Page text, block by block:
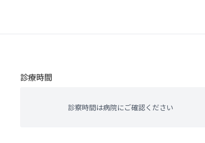
診療時間
診察時間は病院にご確認ください